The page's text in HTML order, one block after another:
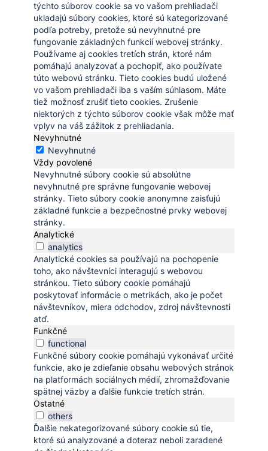
týchto súborov cookie sa vo vašom prehliadači
ukladajú súbory cookies, ktoré sú kategorizované
podľa potreby, pretože sú nevyhnutné pre
fungovanie základných funkcií webovej stránky.
Používame aj cookies tretích strán, ktoré nám
pomáhajú analyzovať a pochopiť, ako používate
túto webovú stránku. Tieto cookies budú uložené
vo vašom prehliadači iba s vaším súhlasom. Máte
tiež možnosť zrušiť tieto cookies. Zrušenie
niektorých z týchto súborov cookie však môže mať
vplyv na váš zážitok z prehliadania.
Nevyhnutné
Nevyhnutné
Vždy povolené
Nevyhnutné súbory cookie sú absolútne
nevyhnutné pre správne fungovanie webovej
stránky. Tieto súbory cookie anonymne zaisťujú
základné funkcie a bezpečnostné prvky webovej
stránky.
Analytické
analytics
Analytické cookies sa používajú na pochopenie
toho, ako návštevníci interagujú s webovou
stránkou. Tieto súbory cookie pomáhajú
poskytovať informácie o metrikách, ako je počet
návštevníkov, miera odchodov, zdroj návštevnosti
atď.
Funkčné
functional
Funkčné súbory cookie pomáhajú vykonávať určité
funkcie, ako je zdieľanie obsahu webových stránok
na platformách sociálnych médií, zhromažďovanie
spätnej väzby a ďalšie funkcie tretích strán.
Ostatné
others
Ďalšie nekategorizované súbory cookie sú tie,
ktoré sú analyzované a doteraz neboli zaradené